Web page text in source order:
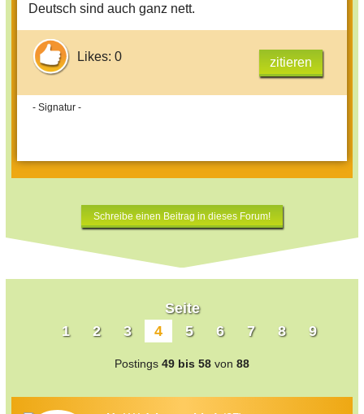
Deutsch sind auch ganz nett.
Likes: 0 zitieren
- Signatur -
Schreibe einen Beitrag in dieses Forum!
Seite
1
2 3 4 5 6 7 8 9
Postings 49 bis 58 von 88